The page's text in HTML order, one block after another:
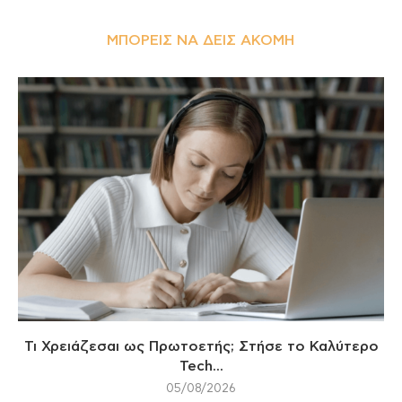
ΜΠΟΡΕΊΣ ΝΑ ΔΕΙΣ ΑΚΌΜΗ
Τι Χρειάζεσαι ως Πρωτοετής; Στήσε το Καλύτερο
Tech...
05/08/2026